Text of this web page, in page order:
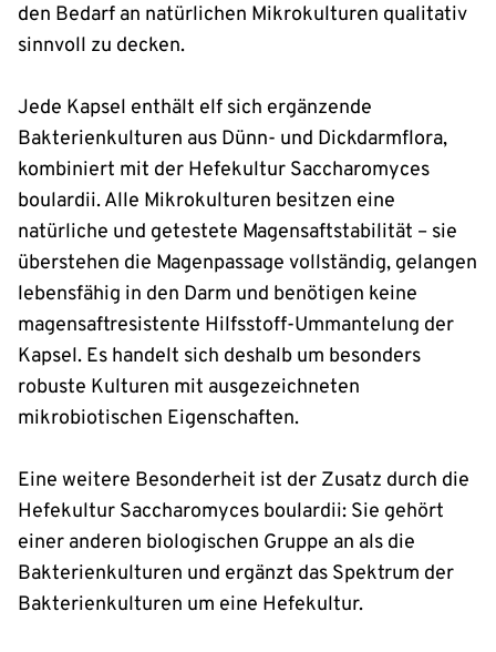
den Bedarf an natürlichen Mikrokulturen qualitativ
sinnvoll zu decken.
Jede Kapsel enthält elf sich ergänzende
Bakterienkulturen aus Dünn- und Dickdarmflora,
kombiniert mit der Hefekultur Saccharomyces
boulardii. Alle Mikrokulturen besitzen eine
natürliche und getestete Magensaftstabilität – sie
überstehen die Magenpassage vollständig, gelangen
lebensfähig in den Darm und benötigen keine
magensaftresistente Hilfsstoff-Ummantelung der
Kapsel. Es handelt sich deshalb um besonders
robuste Kulturen mit ausgezeichneten
mikrobiotischen Eigenschaften.
Eine weitere Besonderheit ist der Zusatz durch die
Hefekultur Saccharomyces boulardii: Sie gehört
einer anderen biologischen Gruppe an als die
Bakterienkulturen und ergänzt das Spektrum der
Bakterienkulturen um eine Hefekultur.